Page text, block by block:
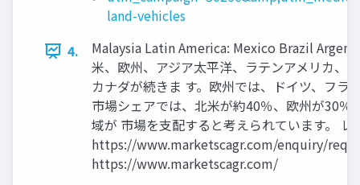
land-vehicles
4.
Malaysia Latin America: Mexico Brazil
米、欧州、アジア太平洋、ラテンアメリカ、
カナダが続きま す。欧州では、ドイツ、フ
市場シェアでは、北米が約40％、欧州が30
域が 市場を支配すると考えられています。
https://www.marketscagr.com/enquiry/
https://www.marketscagr.com/